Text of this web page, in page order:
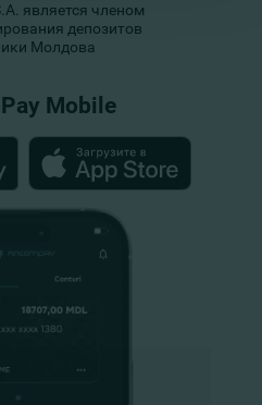
является членом
депозитов
Молдова
Mobile